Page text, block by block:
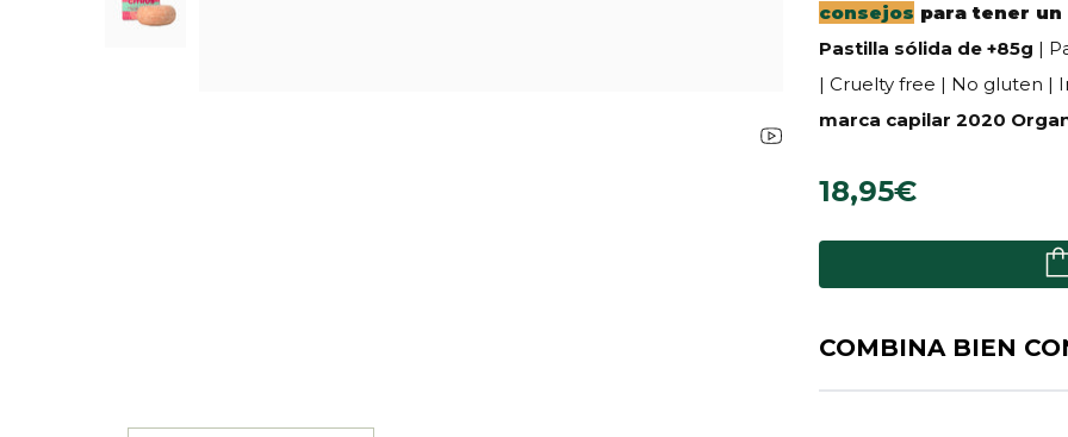
consejos para tener
Pastilla sólida de +85g |
| Cruelty free | No gluten |
marca capilar 2020
18,95€
COMBINA BIEN